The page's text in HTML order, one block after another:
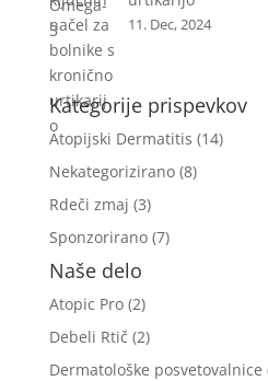
11. Dec, 2024
Kategorije prispevkov
Atopijski Dermatitis (14)
Nekategorizirano(8)
Rdeči zmaj (3)
Sponzorirano(7)
Naše delo
Atopic Pro(2)
Debeli Rtič (2)
Dermatološke posvetovalnice